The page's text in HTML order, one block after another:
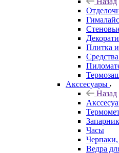
Плитка
Аксcесуары
Назад
Часы
Ведра